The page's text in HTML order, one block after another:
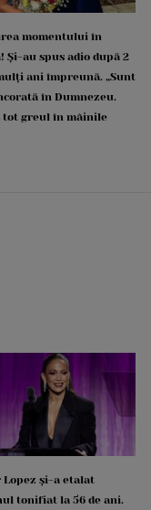
momentului în
Și-au spus adio după 2
ani împreună. „Sunt
în Dumnezeu.
tot greul în mâinile
și-a etalat
tonifiat la 56 de ani.